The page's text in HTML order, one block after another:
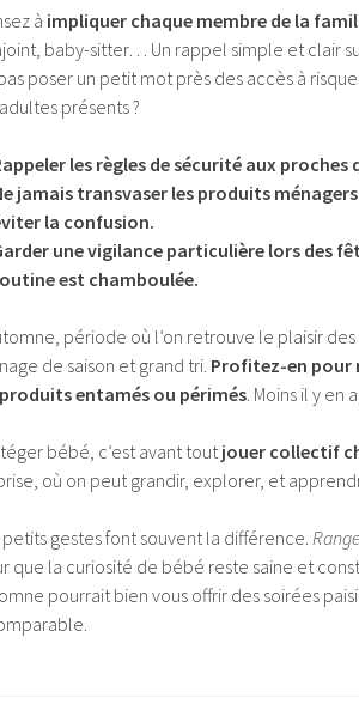
à impliquer chaque membre de la
baby-sitter… Un rappel simple et clair
poser un petit mot près des accès à
présents ?
les règles de sécurité aux proches
jamais transvaser les produits
la confusion.
une vigilance particulière lors des
est chamboulée.
période où l’on retrouve le plaisir
de saison et grand tri. Profitez-en pour
entamés ou périmés. Moins il y en
bébé, c’est avant toutjouer collectif
où on peut grandir, explorer, et
petits gestes font souvent la différence.
que la curiosité de bébé reste saine et
pourrait bien vous offrir des soirées